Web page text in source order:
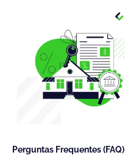
Perguntas Frequentes (FAQ)